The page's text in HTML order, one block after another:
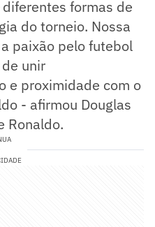
formas de
do torneio. Nossa
paixão pelo futebol
unir
e proximidade com o
- afirmou Douglas
Ronaldo.